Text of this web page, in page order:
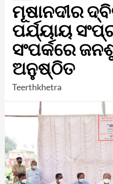
ମୂଷାନଦୀର
ପର୍ଯ୍ୟାୟ
ସଂପର୍କରେ
ଅନୁଷ୍ଠିତ
Teerthkhetra